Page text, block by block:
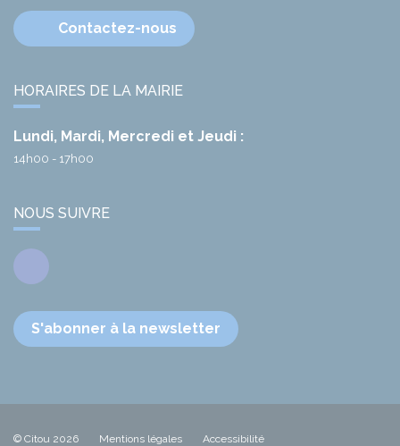
Contactez-nous
HORAIRES DE LA MAIRIE
Lundi, Mardi, Mercredi et Jeudi :
14h00 - 17h00
NOUS SUIVRE
Facebook
S'abonner à la newsletter
© Citou 2026 Mentions légales Accessibilité